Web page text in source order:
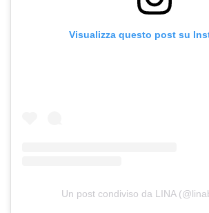
Visualizza questo post su
Un post condiviso da LINA